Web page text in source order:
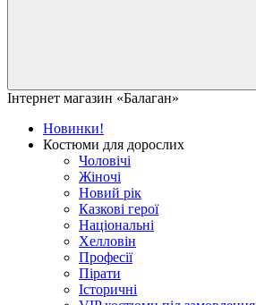
Інтернет магазин «Балаган»
Новинки!
Костюми для дорослих
Чоловічі
Жіночі
Новий рік
Казкові герої
Національні
Хелловін
Професії
Пірати
Історичні